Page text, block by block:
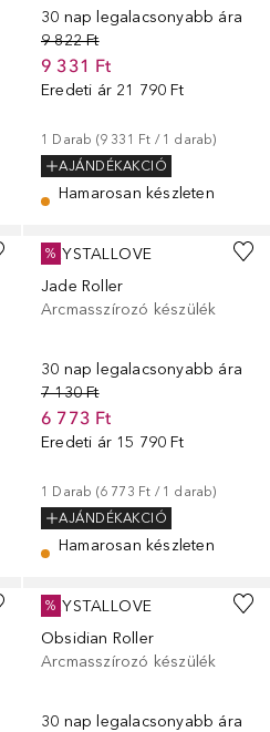
30 nap legalacsonyabb ára
9 822 Ft
9 331 Ft
Eredeti ár 21 790 Ft
1 Darab (9 331 Ft / 1 darab)
AJÁNDÉKAKCIÓ
Hamarosan készleten
CRYSTALLOVE
Jade Roller
Arcmasszírozó készülék
30 nap legalacsonyabb ára
7 130 Ft
6 773 Ft
Eredeti ár 15 790 Ft
1 Darab (6 773 Ft / 1 darab)
AJÁNDÉKAKCIÓ
Hamarosan készleten
%
CRYSTALLOVE
Obsidian Roller
Arcmasszírozó készülék
30 nap legalacsonyabb ára
%